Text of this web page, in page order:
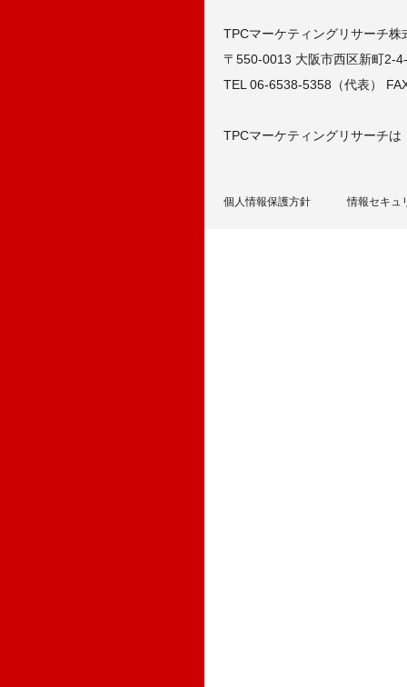
TPCマーケティングリサーチ株
〒550-0013 大阪市西区新町2-
TEL 06-6538-5358（代表）
TPCマーケティングリサーチ
個人情報保護方針 情報セキュ